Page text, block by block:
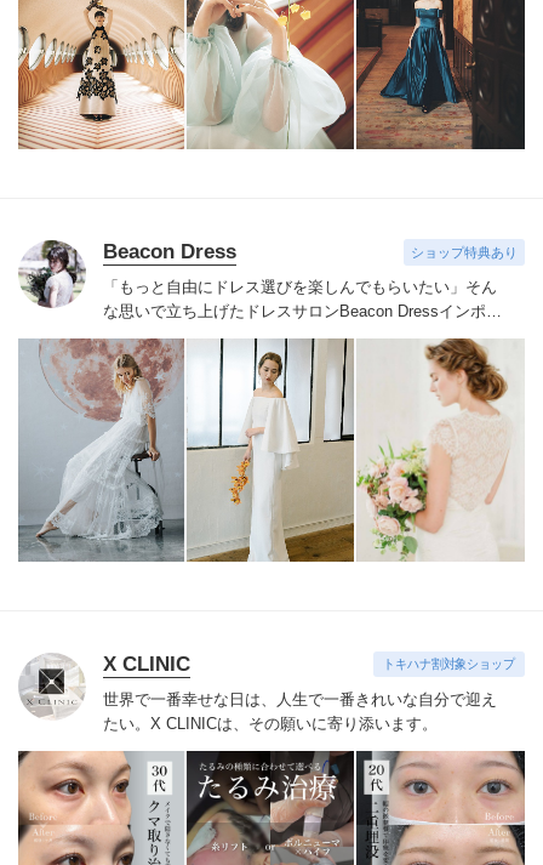
Beacon Dress ショップ特典あり
「もっと自由にドレス選びを楽しんでもらいたい」そん
な思いで立ち上げたドレスサロンBeacon Dressインポー
トドレスならではの繊細なレースやビジューをあしらっ
たドレスを手の届く価格でご用意
NYで注目されているア
クセサリーブランドRANJANA KHAN、シューズブラン
ドbellabelle shoesなどインポートアイテムも取り扱って
おります
自由でおしゃれなウェディングを目指すすべて
の花嫁様へ
サロンでお待ちしております
X CLINIC トキハナ割対象ショップ
世界で一番幸せな日は、人生で一番きれいな自分で迎え
たい。 X CLINICは、その願いに寄り添います。